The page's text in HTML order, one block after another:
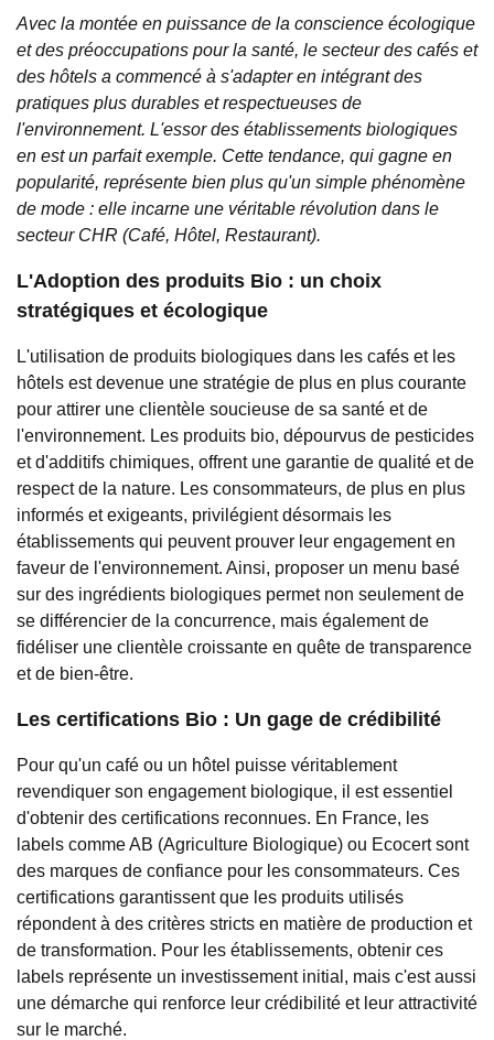
Avec la montée en puissance de la conscience écologique
et des préoccupations pour la santé, le secteur des cafés et
des hôtels a commencé à s'adapter en intégrant des
pratiques plus durables et respectueuses de
l'environnement. L'essor des établissements biologiques
en est un parfait exemple. Cette tendance, qui gagne en
popularité, représente bien plus qu'un simple phénomène
de mode : elle incarne une véritable révolution dans le
secteur CHR (Café, Hôtel, Restaurant).
L'Adoption des produits Bio : un choix
stratégiques et écologique
L'utilisation de produits biologiques dans les cafés et les
hôtels est devenue une stratégie de plus en plus courante
pour attirer une clientèle soucieuse de sa santé et de
l'environnement. Les produits bio, dépourvus de pesticides
et d'additifs chimiques, offrent une garantie de qualité et de
respect de la nature. Les consommateurs, de plus en plus
informés et exigeants, privilégient désormais les
établissements qui peuvent prouver leur engagement en
faveur de l'environnement. Ainsi, proposer un menu basé
sur des ingrédients biologiques permet non seulement de
se différencier de la concurrence, mais également de
fidéliser une clientèle croissante en quête de transparence
et de bien-être.
Les certifications Bio : Un gage de crédibilité
Pour qu'un café ou un hôtel puisse véritablement
revendiquer son engagement biologique, il est essentiel
d'obtenir des certifications reconnues. En France, les
labels comme AB (Agriculture Biologique) ou Ecocert sont
des marques de confiance pour les consommateurs. Ces
certifications garantissent que les produits utilisés
répondent à des critères stricts en matière de production et
de transformation. Pour les établissements, obtenir ces
labels représente un investissement initial, mais c'est aussi
une démarche qui renforce leur crédibilité et leur attractivité
sur le marché.